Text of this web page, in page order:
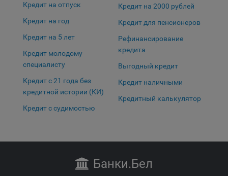
Кредит на отпуск
Кредит на год
Кредит на 5 лет
Кредит молодому
специалисту
Кредит с 21 года без
кредитной истории (КИ)
Кредит с судимостью
Кредит на 2000 рублей
Кредит для пенсионеров
Рефинансирование
кредита
Выгодный кредит
Кредит наличными
Кредитный калькулятор
Банки.Бел